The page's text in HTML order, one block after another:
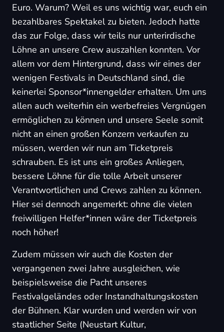
Euro. Warum? Weil es uns wichtig war, euch ein
bezahlbares Spektakel zu bieten. Jedoch hatte
das zur Folge, dass wir teils nur unterirdische
Löhne an unsere Crew auszahlen konnten. Vor
allem vor dem Hintergrund, dass wir eines der
wenigen Festivals in Deutschland sind, die
keinerlei Sponsor*innengelder erhalten. Um uns
allen auch weiterhin ein werbefreies Vergnügen
ermöglichen zu können und unsere Seele somit
nicht an einen großen Konzern verkaufen zu
müssen, werden wir nun am Ticketpreis
schrauben. Es ist uns ein großes Anliegen,
bessere Löhne für die tolle Arbeit unserer
Verantwortlichen und Crews zahlen zu können.
Hier sei dennoch angemerkt: ohne die vielen
freiwilligen Helfer*innen wäre der Ticketpreis
noch höher!
Zudem müssen wir auch die Kosten der
vergangenen zwei Jahre ausgleichen, wie
beispielsweise die Pacht unseres
Festivalgeländes oder Instandhaltungskosten
der Bühnen. Klar wurden und werden wir von
staatlicher Seite (Neustart Kultur,